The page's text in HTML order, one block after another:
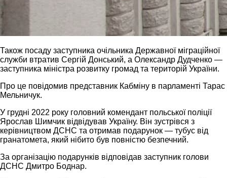
Також посаду заступника очільника Державної міграційної
служби втратив Сергій Донський, а Олександр Дудченко —
заступника міністра розвитку громад та територій України.
Про це повідомив представник Кабміну в парламенті Тарас
Мельничук.
У грудні 2022 року головний комендант польської поліції
Ярослав Шимчик відвідував Україну. Він зустрівся з
керівництвом ДСНС та отримав подарунок — тубус від
гранатомета, який нібито був повністю безпечний.
За організацію подарунків відповідав заступник голови
ДСНС Дмитро Боднар.